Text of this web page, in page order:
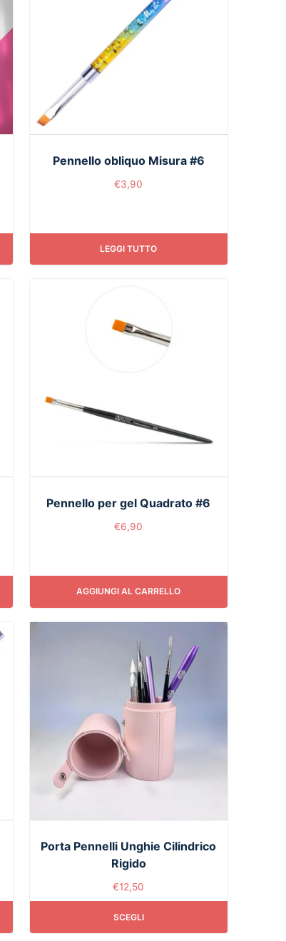
Pennello obliquo Misura #6
€3,90
LEGGI TUTTO
Pennello per gel Quadrato #6
€6,90
AGGIUNGI AL CARRELLO
Porta Pennelli Unghie Cilindrico
Rigido
€12,50
SCEGLI